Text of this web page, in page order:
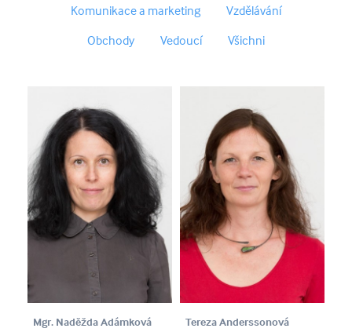
Komunikace a marketing
Vzdělávání
Obchody
Vedoucí Všichni
Mgr. Naděžda Adámková
Tereza Anderssonová